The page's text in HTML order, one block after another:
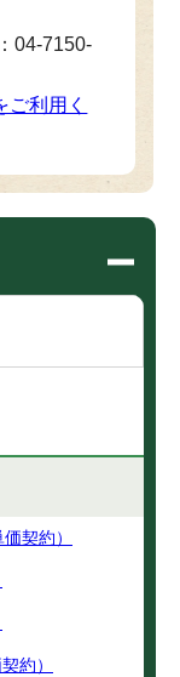
04-7150-
利用く
契約）
約）